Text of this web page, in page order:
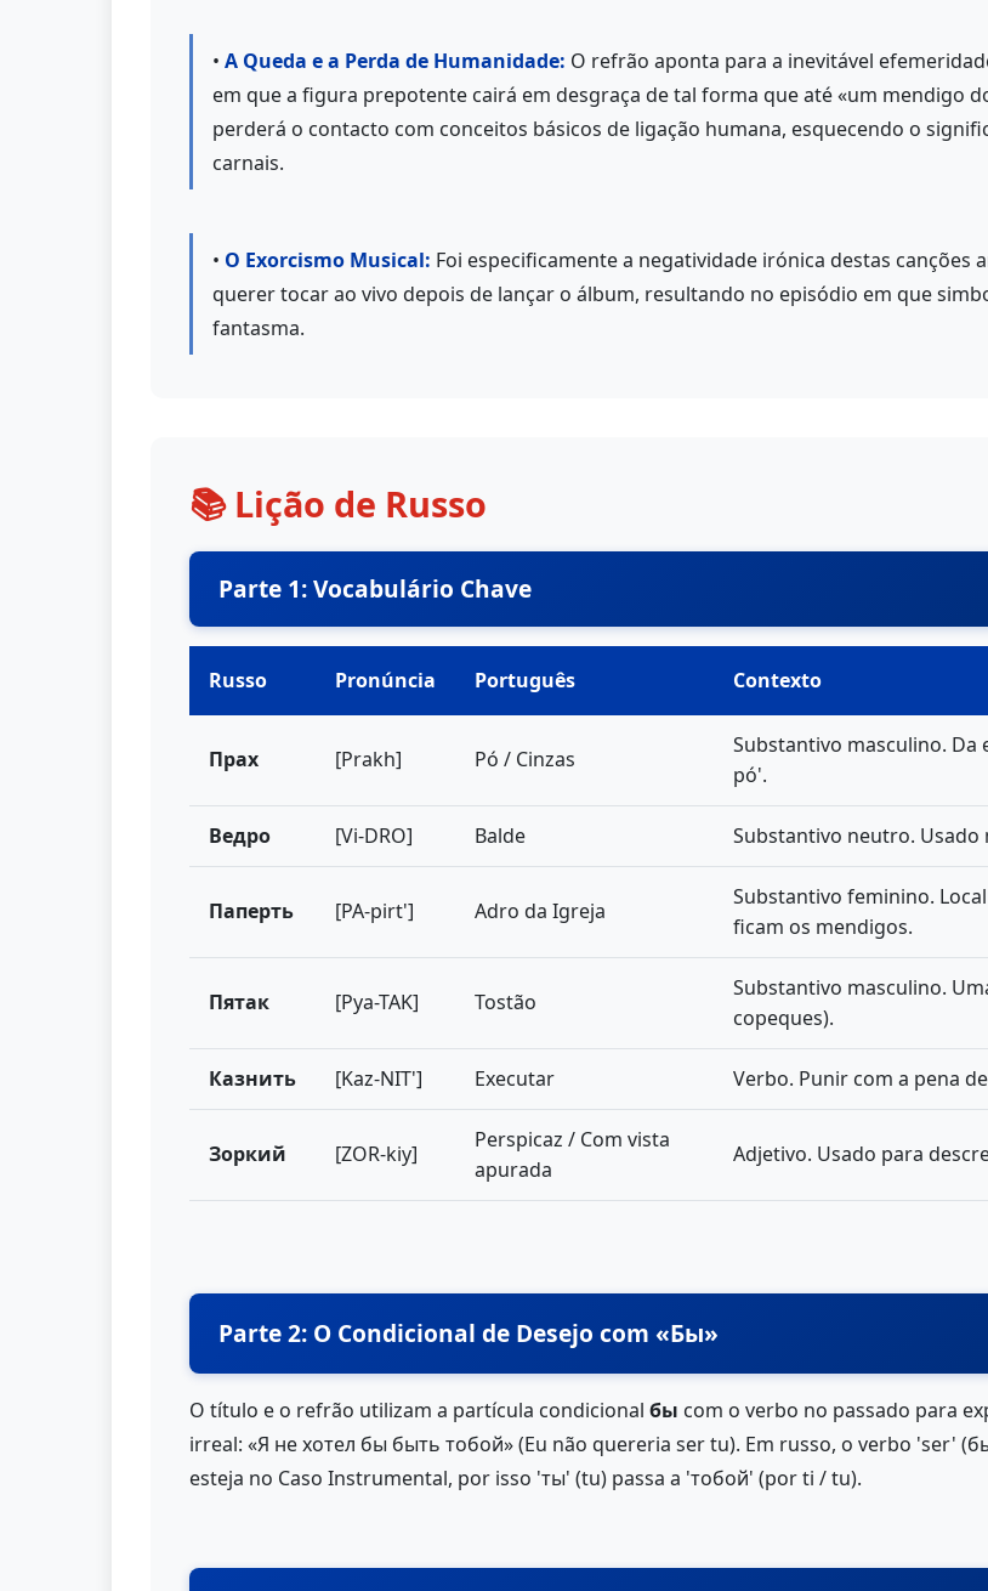
• A Queda e a Perda de Humanidade: O refrão aponta para a inevitável
em que a figura prepotente cairá em desgraça de tal forma que até «um mendigo
perderá o contacto com conceitos básicos de ligação humana, esquecendo o
carnais.
• O Exorcismo Musical: Foi especificamente a negatividade irónica destas canções
querer tocar ao vivo depois de lançar o álbum, resultando no episódio em que
fantasma.
📚 Lição de Russo
Parte 1: Vocabulário Chave
Russo Pronúncia Português Contexto
Прах [Prakh] Pó / Cinzas
Substantivo masculino.
pó'.
Ведро [Vi-DRO] Balde Substantivo neutro. Usado
Паперть [PA-pirt'] Adro da Igreja
Substantivo feminino.
ficam os mendigos.
Пятак [Pya-TAK] Tostão
Substantivo masculino.
copeques).
Казнить [Kaz-NIT'] Executar Verbo. Punir com a pena
Зоркий [ZOR-kiy]
Perspicaz / Com vista
apurada
Adjetivo. Usado para
Parte 2: O Condicional de Desejo com «Бы»
O título e o refrão utilizam a partícula condicional бы com o verbo no passado para
irreal: «Я не хотел бы быть тобой» (Eu não quereria ser tu). Em russo, o verbo 'ser'
esteja no Caso Instrumental, por isso 'ты' (tu) passa a 'тобой' (por ti / tu).